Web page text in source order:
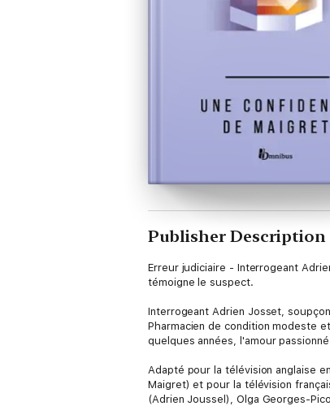
Publisher Description
Erreur judiciaire - Interrogeant
témoigne le suspect.
Interrogeant Adrien Josset,
Pharmacien de condition modeste
quelques années, l'amour
Adapté pour la télévision anglaise
Maigret) et pour la télévision
(Adrien Joussel), Olga Georges-